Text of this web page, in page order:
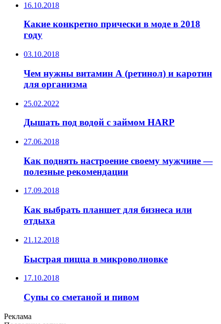
16.10.2018
Какие конкретно прически в моде в 2018
году
03.10.2018
Чем нужны витамин А (ретинол) и каротин
для организма
25.02.2022
Дышать под водой с займом HARP
27.06.2018
Как поднять настроение своему мужчине —
полезные рекомендации
17.09.2018
Как выбрать планшет для бизнеса или
отдыха
21.12.2018
Быстрая пицца в микроволновке
17.10.2018
Супы со сметаной и пивом
Реклама